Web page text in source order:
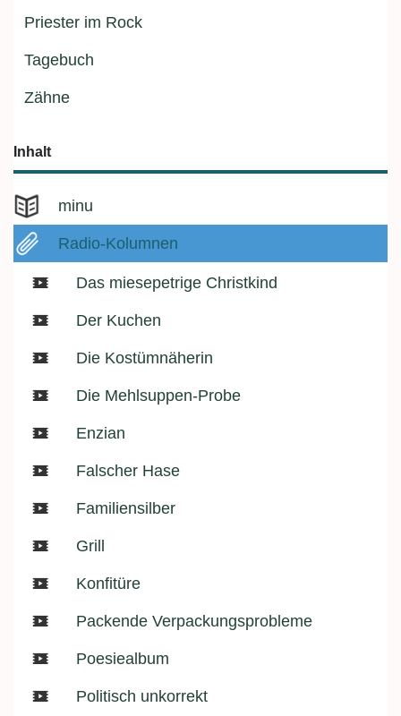
Priester im Rock
Tagebuch
Zähne
Inhalt
minu
Radio-Kolumnen
Das miesepetrige Christkind
Der Kuchen
Die Kostümnäherin
Die Mehlsuppen-Probe
Enzian
Falscher Hase
Familiensilber
Grill
Konfitüre
Packende Verpackungsprobleme
Poesiealbum
Politisch unkorrekt